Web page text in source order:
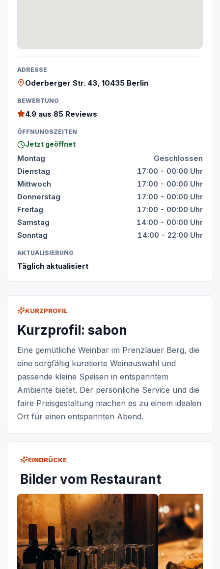
KURZPROFIL
Kurzprofil: sabon
Eine gemütliche Weinbar im Prenzlauer Berg, die
eine sorgfältig kuratierte Weinauswahl und
passende kleine Speisen in entspanntem
Ambiente bietet. Der persönliche Service und die
faire Preisgestaltung machen es zu einem idealen
Ort für einen entspannten Abend.
EINDRÜCKE
Bilder vom Restaurant
ADRESSE
Oderberger Str. 43, 10435 Berlin
BEWERTUNG
4.9 aus 85 Reviews
ÖFFNUNGSZEITEN
Jetzt geöffnet
Montag
Geschlossen
Dienstag
17:00 - 00:00 Uhr
Mittwoch
17:00 - 00:00 Uhr
Donnerstag
17:00 - 00:00 Uhr
Freitag
17:00 - 00:00 Uhr
Samstag
14:00 - 00:00 Uhr
Sonntag
14:00 - 22:00 Uhr
AKTUALISIERUNG
Täglich aktualisiert